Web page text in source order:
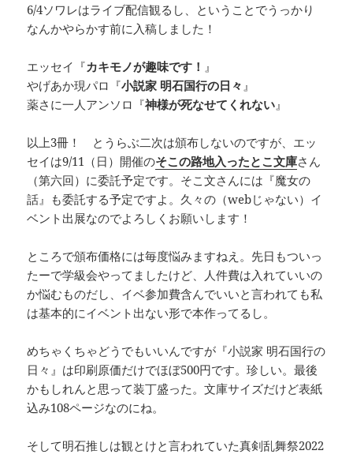
6/4ソワレはライブ配信観るし、ということでうっかり
なんかやらかす前に入稿しました！
エッセイ『カキモノが趣味です！ 』
やげあか現パロ『小説家 明石国行の日々 』
薬さに一人アンソロ『神様が死なせてくれない』
以上3冊！ とうらぶ二次は頒布しないのですが、エッ
セイは9/11（日）開催のそこの路地入ったとこ文庫さん
（第六回）に委託予定です。そこ文さんには『魔女の
話』も委託する予定ですよ。久々の（webじゃない）イ
ベント出展なのでよろしくお願いします！
ところで頒布価格には毎度悩みますねえ。先日もついっ
たーで学級会やってましたけど、人件費は入れていいの
か悩むものだし、イベ参加費含んでいいと言われても私
は基本的にイベント出ない形で本作ってるし。
めちゃくちゃどうでもいいんですが『小説家 明石国行の
日々』は印刷原価だけでほぼ500円です。珍しい。最後
かもしれんと思って装丁盛った。文庫サイズだけど表紙
込み108ページなのにね。
そして明石推しは観とけと言われていた真剣乱舞祭2022